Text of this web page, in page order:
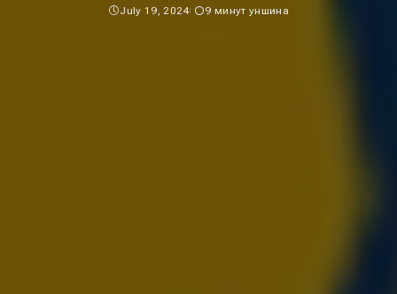
July 19, 2024 9 минут уншина